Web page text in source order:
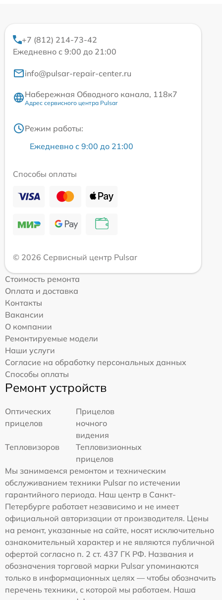
+7 (812) 214-73-42
Ежедневно с 9:00 до 21:00
info@pulsar-repair-center.ru
Набережная Обводного канала, 118к7
Адрес сервисного центра Pulsar
Режим работы:
Ежедневно с 9:00 до 21:00
Способы оплаты
© 2026 Сервисный центр Pulsar
Стоимость ремонта
Оплата и доставка
Контакты
Вакансии
О компании
Ремонтируемые модели
Наши услуги
Согласие на обработку персональных данных
Способы оплаты
Ремонт устройств
Оптических
прицелов
Прицелов
ночного
видения
Тепловизоров
Тепловизионных
прицелов
Мы занимаемся ремонтом и техническим
обслуживанием техники Pulsar по истечении
гарантийного периода. Наш центр в Санкт-
Петербурге работает независимо и не имеет
официальной авторизации от производителя. Цены
на ремонт, указанные на сайте, носят исключительно
ознакомительный характер и не являются публичной
офертой согласно п. 2 ст. 437 ГК РФ. Названия и
обозначения торговой марки Pulsar упоминаются
только в информационных целях — чтобы обозначить
перечень техники, с которой мы работаем. Наша